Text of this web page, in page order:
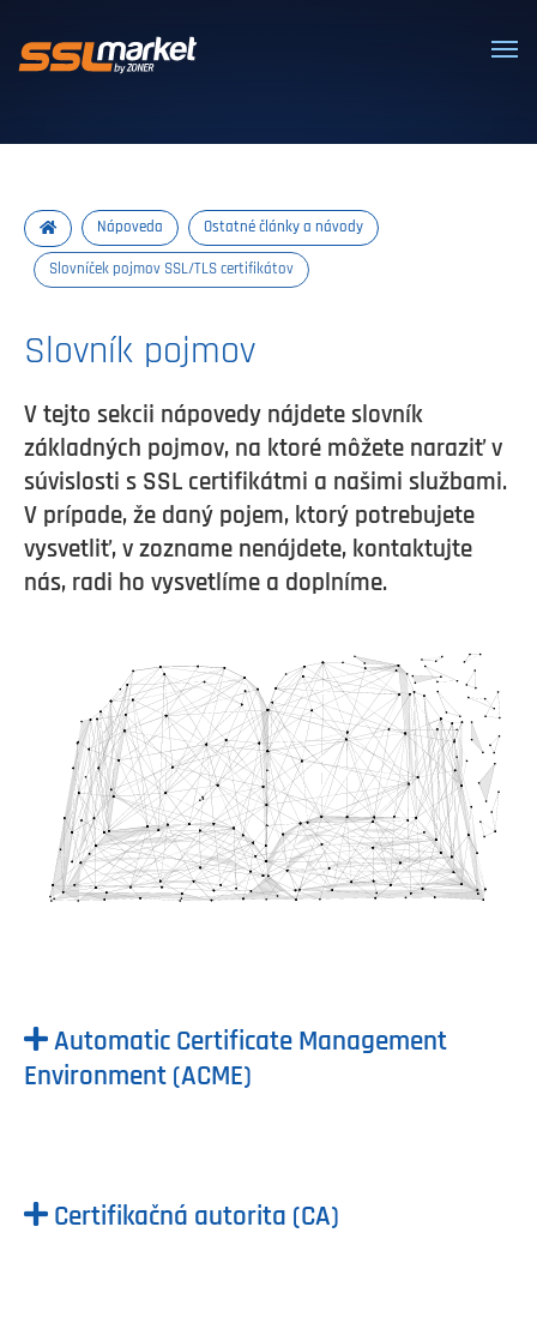
Dôveryhodné SSL/TLS certifikáty
Nápoveda Ostatné články a návody
Slovníček pojmov SSL/TLS certifikátov
Slovník pojmov
V tejto sekcii nápovedy nájdete slovník
základných pojmov, na ktoré môžete naraziť v
súvislosti s SSL certifikátmi a našimi službami.
V prípade, že daný pojem, ktorý potrebujete
vysvetliť, v zozname nenájdete, kontaktujte
nás, radi ho vysvetlíme a doplníme.
Automatic Certificate Management
Environment (ACME)
Certifikačná autorita (CA)